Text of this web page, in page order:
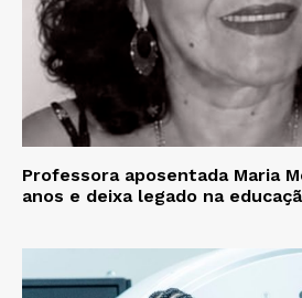
Professora aposentada Maria
anos e deixa legado na